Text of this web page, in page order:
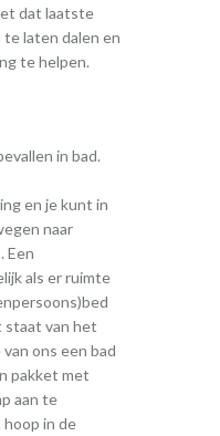
dat laatste
te laten dalen en
te helpen.
in bad.
en je kunt in
naar
Een
als er ruimte
staat van het
ons een bad
pakket met
aan te
in de